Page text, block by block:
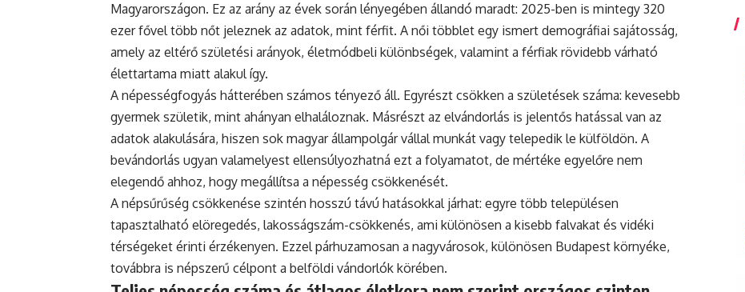
Magyarországon. Ez az arány az évek során lényegében állandó maradt: 2025-ben is mintegy 320
ezer fővel több nőt jeleznek az adatok, mint férfit. A női többlet egy ismert demográfiai sajátosság,
amely az eltérő születési arányok, életmódbeli különbségek, valamint a férfiak rövidebb várható
élettartama miatt alakul így.
A népességfogyás hátterében számos tényező áll. Egyrészt csökken a születések száma: kevesebb
gyermek születik, mint ahányan elhaláloznak. Másrészt az elvándorlás is jelentős hatással van az
adatok alakulására, hiszen sok magyar állampolgár vállal munkát vagy telepedik le külföldön. A
bevándorlás ugyan valamelyest ellensúlyozhatná ezt a folyamatot, de mértéke egyelőre nem
elegendő ahhoz, hogy megállítsa a népesség csökkenését.
A népsűrűség csökkenése szintén hosszú távú hatásokkal járhat: egyre több településen
tapasztalható elöregedés, lakosságszám-csökkenés, ami különösen a kisebb falvakat és vidéki
térségeket érinti érzékenyen. Ezzel párhuzamosan a nagyvárosok, különösen Budapest környéke,
továbbra is népszerű célpont a belföldi vándorlók körében.